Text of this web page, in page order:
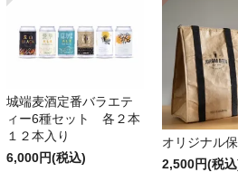
城端麦酒定番バラエテ
ィー6種セット 各２本
１２本入り
6,000円(税込)
オリジナル
2,500円(税